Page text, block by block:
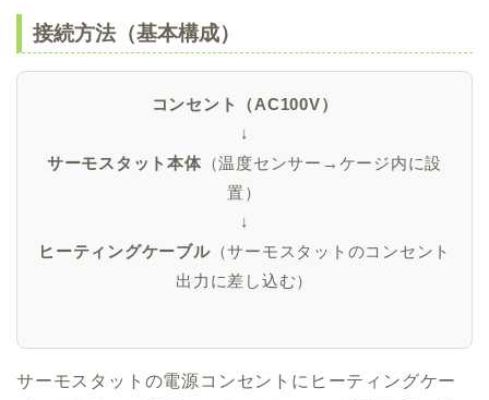
接続方法（基本構成）
コンセント（AC100V）
↓
サーモスタット本体（温度センサー→ケージ内に設
置）
↓
ヒーティングケーブル（サーモスタットのコンセント
出力に差し込む）
サーモスタットの電源コンセントにヒーティングケー